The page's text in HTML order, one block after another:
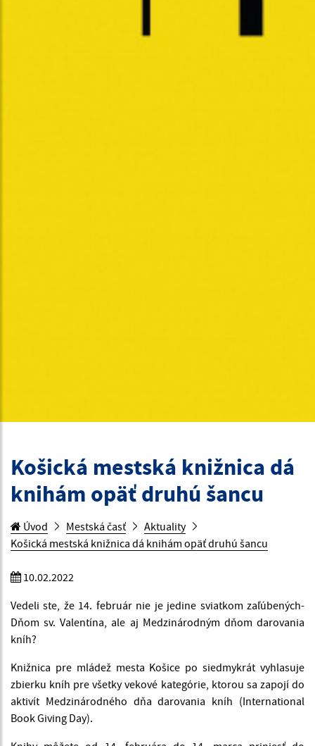
Košická mestská knižnica dá
knihám opäť druhú šancu
Úvod Mestská časť
Aktuality
Košická mestská knižnica dá knihám opäť druhú šancu
10.02.2022
Vedeli ste, že 14. február nie je jedine sviatkom zaľúbených-
Dňom sv. Valentína, ale aj Medzinárodným dňom darovania
kníh?
Knižnica pre mládež mesta Košice po siedmykrát vyhlasuje
zbierku kníh pre všetky vekové kategórie, ktorou sa zapojí do
aktivít Medzinárodného dňa darovania kníh (International
Book Giving Day).